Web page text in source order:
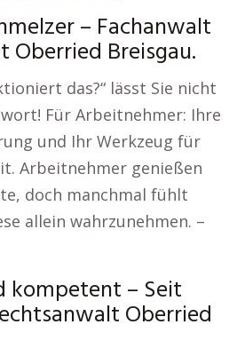
– Fachanwalt
Breisgau.
das?“ lässt Sie nicht
Für Arbeitnehmer: Ihre
und Ihr Werkzeug für
Arbeitnehmer genießen
doch manchmal fühlt
allein wahrzunehmen. –
kompetent – Seit
Oberried